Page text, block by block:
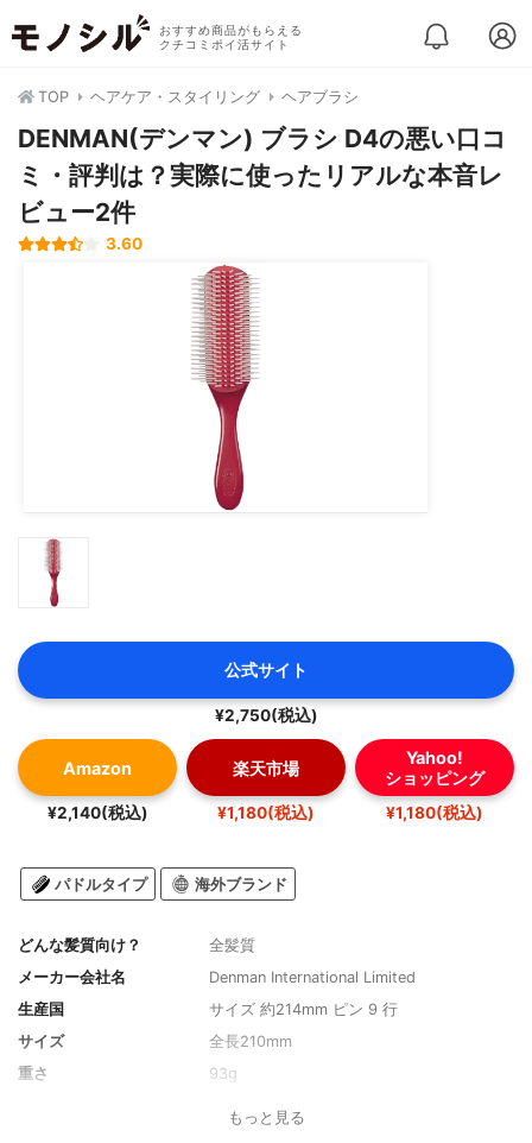
おすすめ商品がもらえる
クチコミポイ活サイト
TOP ヘアケア・スタイリング ヘアブラシ
DENMAN(デンマン) ブラシ D4の悪い口コ
ミ・評判は？実際に使ったリアルな本音レ
ビュー2件
3.60
公式サイト
¥2,750(税込)
Amazon
¥2,140(税込)
楽天市場
¥1,180(税込)
Yahoo!
ショッピング
¥1,180(税込)
パドルタイプ 海外ブランド
どんな髪質向け？
全髪質
メーカー会社名
Denman International Limited
生産国
サイズ 約214mm ピン 9 行
サイズ
全長210mm
重さ
93g
ABS樹脂 ・ 天然ゴム ・ ナイロンピン
もっと見る